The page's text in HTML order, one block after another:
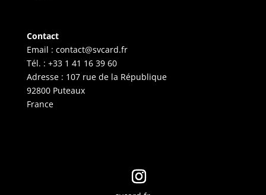
Contact
Email : contact@svcard.fr
Tél. : +33 1 41 16 39 60
Adresse : 107 rue de la République
92800 Puteaux
France